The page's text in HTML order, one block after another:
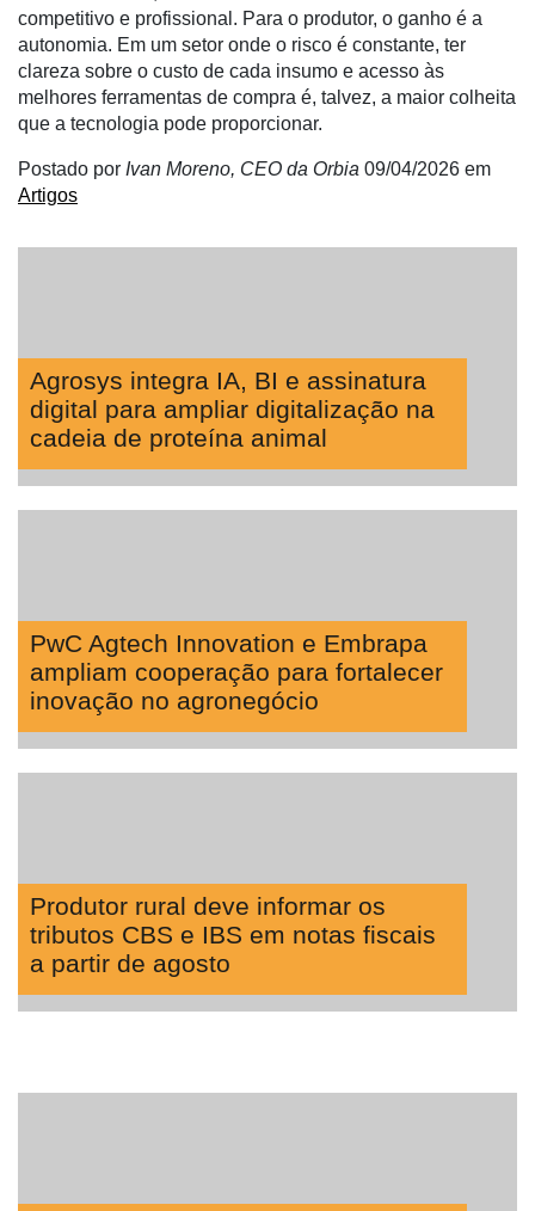
Néctar
Tecprime
Agro
Way
Consulting
competitivo e profissional. Para o produtor, o ganho é a
autonomia. Em um setor onde o risco é constante, ter
clareza sobre o custo de cada insumo e acesso às
melhores ferramentas de compra é, talvez, a maior colheita
que a tecnologia pode proporcionar.
Postado por Ivan Moreno, CEO da Orbia 09/04/2026 em
Artigos
Agrosys integra IA, BI e assinatura
digital para ampliar digitalização na
cadeia de proteína animal
PwC Agtech Innovation e Embrapa
ampliam cooperação para fortalecer
inovação no agronegócio
Produtor rural deve informar os
tributos CBS e IBS em notas fiscais
a partir de agosto